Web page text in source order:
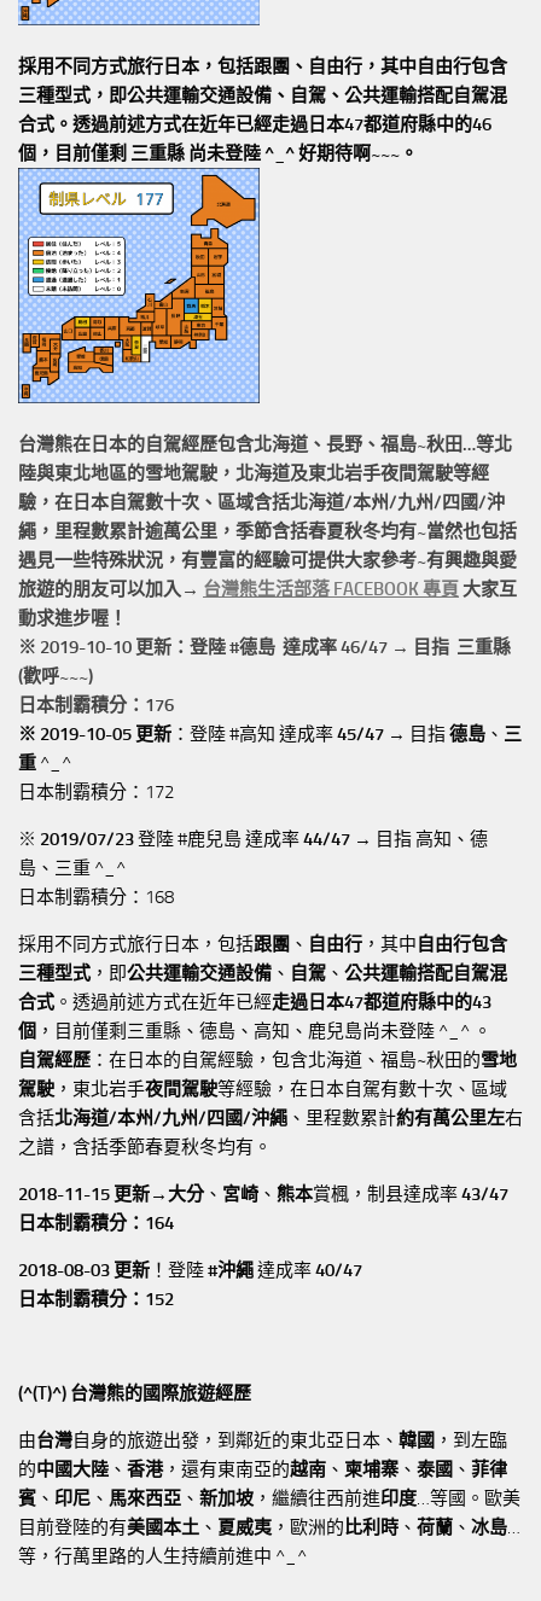
採用不同方式旅行日本，包括跟團、自由行，其中自由行包含
三種型式，即公共運輸交通設備、自駕、公共運輸搭配自駕混
合式。透過前述方式在近年已經走過日本47都道府縣中的46
個，目前僅剩 三重縣 尚未登陸 ^_^ 好期待啊~~~。
台灣熊在日本的自駕經歷包含北海道、長野、福島~秋田…等北
陸與東北地區的雪地駕駛 ，北海道及東北岩手夜間駕駛等經
驗，在日本自駕數十次、區域含括北海道/本州/九州/四國/沖
繩， 里程數累計逾萬公里 ，季節含括春夏秋冬均有~當然也包括
遇見一些特殊狀況，有豐富的經驗可提供大家參考~有興趣與愛
旅遊的朋友可以加入→ 台灣熊生活部落 FACEBOOK 專頁 大家互
動求進步喔！
※ 2019-10-10 更新：登陸 #德島 達成率 46/47 → 目指 三重縣
(歡呼~~~)
日本制霸積分：176
※ 2019-10-05 更新 ：登陸 #高知 達成率45/47 → 目指德島 、 三
重 ^_^
日本制霸積分：172
※ 2019/07/23登陸 #鹿兒島 達成率44/47 → 目指 高知、德
島、三重 ^_^
日本制霸積分：168
採用不同方式旅行日本，包括跟團 、 自由行 ，其中自由行包含
三種型式 ，即公共運輸交通設備 、 自駕 、 公共運輸搭配自駕混
合式 。透過前述方式在近年已經走過日本47都道府縣中的43
個 ，目前僅剩三重縣、德島、高知、鹿兒島尚未登陸 ^_^ 。
自駕經歷 ：在日本的自駕經驗，包含北海道、福島~秋田的雪地
駕駛 ，東北岩手夜間駕駛等經驗，在日本自駕有數十次、區域
含括北海道/本州/九州/四國/沖繩 、里程數累計約有萬公里左右
之譜，含括季節春夏秋冬均有。
2018-11-15 更新→ 大分、 宮崎 、 熊本賞楓，制县達成率43/47
日本制霸積分：164
2018-08-03 更新 ！登陸#沖繩達成率40/47
日本制霸積分：152
(^(T)^) 台灣熊的國際旅遊經歷
由台灣自身的旅遊出發，到鄰近的東北亞日本、 韓國 ，到左臨
的中國大陸 、 香港，還有東南亞的越南 、 柬埔寨 、 泰國 、 菲律
賓 、 印尼 、 馬來西亞 、 新加坡 ，繼續往西前進印度…等國。歐美
目前登陸的有美國本土 、 夏威夷 ，歐洲的比利時 、 荷蘭 、 冰島…
等，行萬里路的人生持續前進中 ^_^